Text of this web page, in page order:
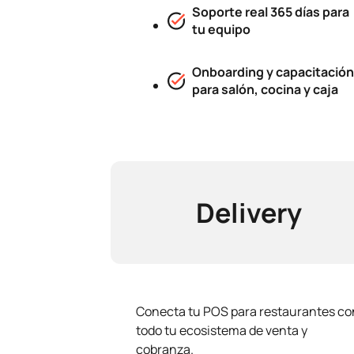
Soporte real 365 días para
tu equipo
Onboarding y capacitación
para salón, cocina y caja
Delivery
Conecta tu POS para restaurantes
todo tu ecosistema de venta y
cobranza.